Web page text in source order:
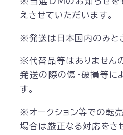
えさせていただいます。
※発送は日本国内のみと
※代替品等はありません
発送の際の傷・破損等に
す。
※オークション等での転
場合は厳正なる対応をさ